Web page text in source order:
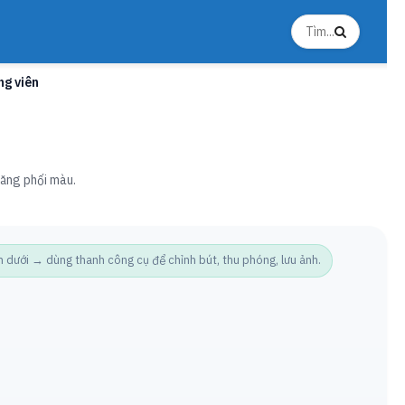
viên
phối màu.
→ dùng thanh công cụ để chỉnh bút, thu phóng, lưu ảnh.